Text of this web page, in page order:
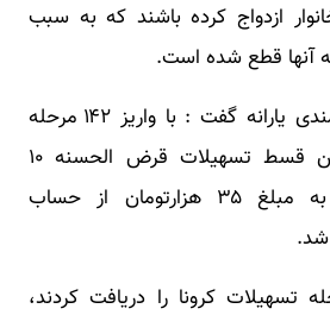
ازدواج کرده باشند که به سبب
آنها قطع شده است.
سخنگوی ستاد هدفمندی یارانه گفت : با واریز ۱۴۲ مرحله
یارانه معیشتی، آخرین قسط تسهیلات قرض الحسنه ۱۰
میلیون ریالی کرونا به مبلغ ۳۵ هزارتومان از حساب
شد.
که ۲ مرحله تسهیلات کرونا را دریافت کردند،